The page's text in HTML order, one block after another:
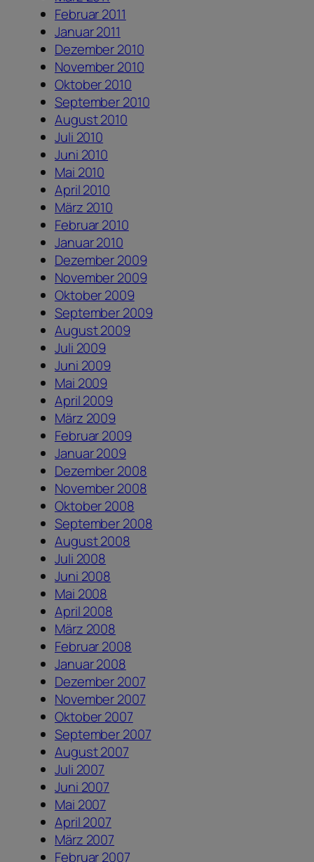
Februar 2011
Januar 2011
Dezember 2010
November 2010
Oktober 2010
September 2010
August 2010
Juli 2010
Juni 2010
Mai 2010
April 2010
März 2010
Februar 2010
Januar 2010
Dezember 2009
November 2009
Oktober 2009
September 2009
August 2009
Juli 2009
Juni 2009
Mai 2009
April 2009
März 2009
Februar 2009
Januar 2009
Dezember 2008
November 2008
Oktober 2008
September 2008
August 2008
Juli 2008
Juni 2008
Mai 2008
April 2008
März 2008
Februar 2008
Januar 2008
Dezember 2007
November 2007
Oktober 2007
September 2007
August 2007
Juli 2007
Juni 2007
Mai 2007
April 2007
März 2007
Februar 2007